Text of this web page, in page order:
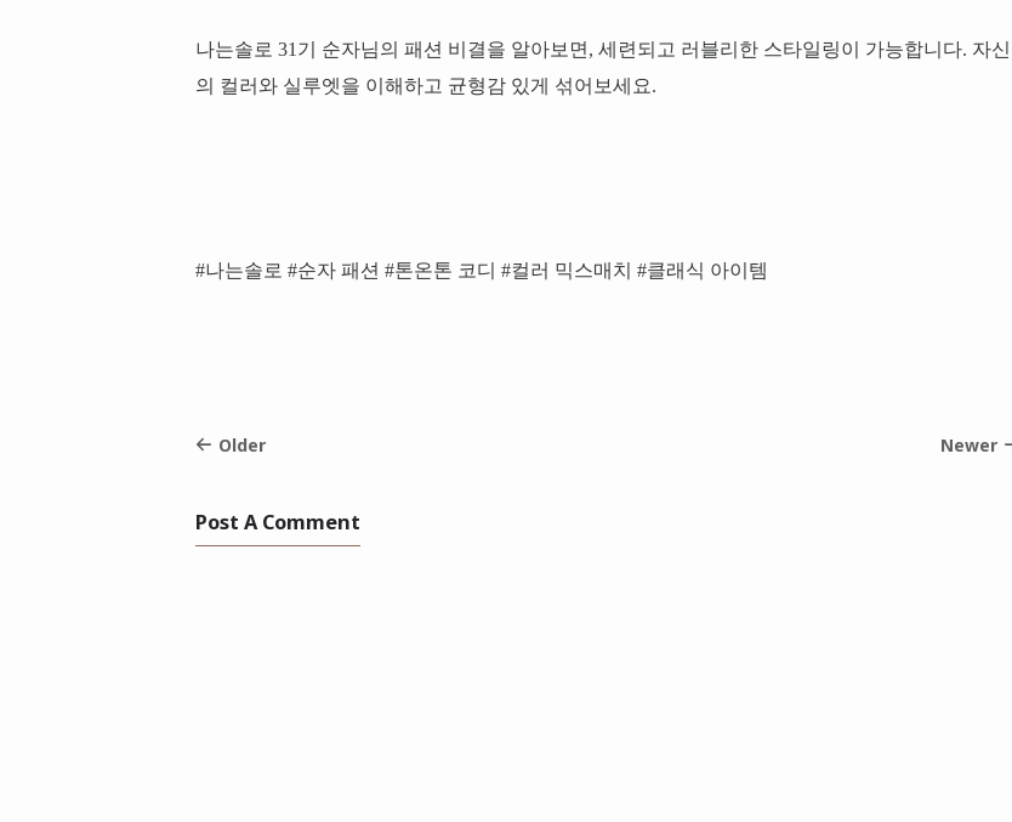
나는솔로 31기 순자님의 패션 비결을 알아보면, 세련되고 러블리한 스타일링이 가능합니다. 자신
의 컬러와 실루엣을 이해하고 균형감 있게 섞어보세요.
#나는솔로 #순자 패션 #톤온톤 코디 #컬러 믹스매치 #클래식 아이템
Older Newer
Post A Comment